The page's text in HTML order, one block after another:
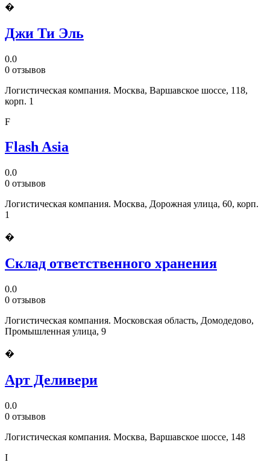
�
Джи Ти Эль
0.0
0 отзывов
Логистическая компания. Москва, Варшавское шоссе, 118,
корп. 1
F
Flash Asia
0.0
0 отзывов
Логистическая компания. Москва, Дорожная улица, 60, корп.
1
�
Склад ответственного хранения
0.0
0 отзывов
Логистическая компания. Московская область, Домодедово,
Промышленная улица, 9
�
Арт Деливери
0.0
0 отзывов
Логистическая компания. Москва, Варшавское шоссе, 148
I